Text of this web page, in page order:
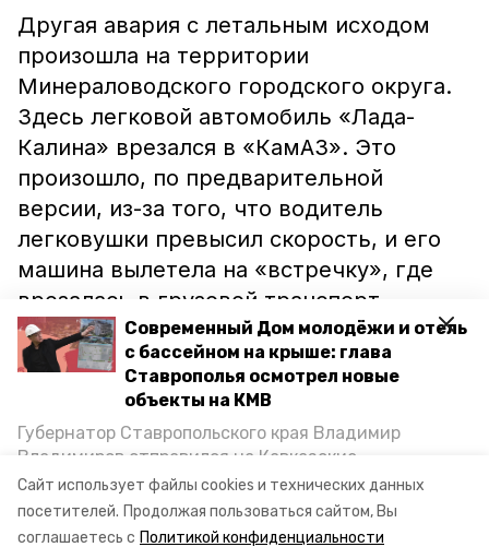
Сайт использует файлы cookies и технических данных
посетителей. Продолжая пользоваться сайтом, Вы
соглашаетесь с Политикой конфиденциальности
Современный Дом молодёжи и отель
с бассейном на крыше: глава
Ставрополья осмотрел новые
объекты на КМВ
Губернатор Ставропольского края Владимир
Владимиров отправился на Кавказские
Минеральные Воды, чтобы проинспектировать
строительство объектов в Кисловодске и
Минводах, а также выслушать предложения о
Другая авария с летальным исходом
произошла на территории
Минераловодского городского округа.
Здесь легковой автомобиль «Лада-
Калина» врезался в «КамАЗ». Это
произошло, по предварительной
версии, из-за того, что водитель
легковушки превысил скорость, и его
машина вылетела на «встречку», где
врезалась в грузовой транспорт.
Водитель «Лады» погиб на месте, а
двое мужчин, ехавшие в «КамАЗе»,
были госпитализированы.
Напомним, недавно в
автопроисшествии на ставропольской
трассепострадал школьник.